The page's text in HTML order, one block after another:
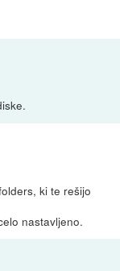
ki te rešijo
nastavljeno.